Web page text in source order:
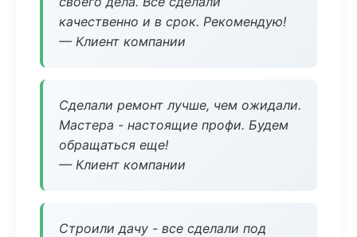
качественно и в срок. Рекомендую!
— Клиент компании
Сделали ремонт лучше, чем ожидали.
Мастера - настоящие профи. Будем
обращаться еще!
— Клиент компании
Строили дачу - все сделали под